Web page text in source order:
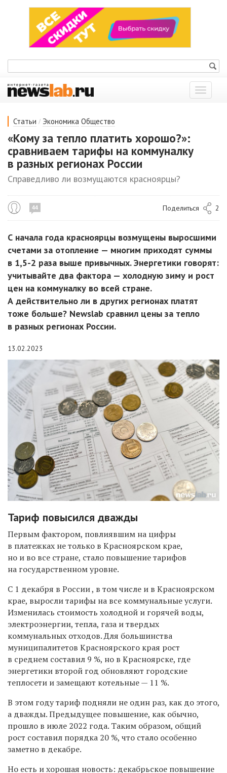
Показать
меню
Статьи / Экономика Общество
«Кому за тепло платить хорошо?»:
сравниваем тарифы на коммуналку
в разных регионах России
Справедливо ли возмущаются красноярцы?
44 Поделиться 2
С начала года красноярцы возмущены выросшими
счетами за отопление — многим приходят суммы
в 1,5-2 раза выше привычных. Энергетики говорят:
учитывайте два фактора — холодную зиму и рост
цен на коммуналку во всей стране.
А действительно ли в других регионах платят
тоже больше? Newslab сравнил цены за тепло
в разных регионах России.
13.02.2023
Тариф повысился дважды
Первым фактором, повлиявшим на цифры
в платежках не только в Красноярском крае,
но и во все стране, стало повышение тарифов
на государственном уровне.
С 1 декабря в России , в том числе и в Красноярском
крае, выросли тарифы на все коммунальные услуги.
Изменилась стоимость холодной и горячей воды,
электроэнергии, тепла, газа и твердых
коммунальных отходов. Для большинства
муниципалитетов Красноярского края рост
в среднем составил 9 %, но в Красноярске, где
энергетики второй год обновляют городские
теплосети и замещают котельные — 11 %.
В этом году тариф подняли не один раз, как до этого,
а дважды. Предыдущее повышение, как обычно,
прошло в июле 2022 года. Таким образом, общий
рост составил порядка 20 %, что стало особенно
заметно в декабре.
Но есть и хорошая новость: декабрьское повышение